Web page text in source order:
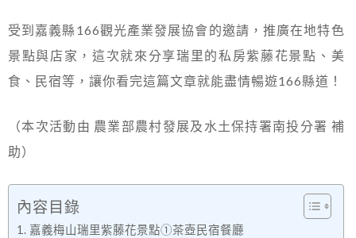
受到嘉義縣166觀光產業發展協會的邀請，推廣在地特色
景點與店家，這次就來分享瑞里的私房紫藤花景點、美
食、民宿等，讓你看完這篇文章就能盡情暢遊166縣道！
（本次活動由 農業部農村發展及水土保持署南投分署 補
助）
內容目錄
嘉義梅山瑞里紫藤花景點①茶壺民宿餐廳